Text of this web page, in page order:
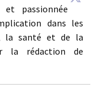
et passionnée
dans les
la santé et de la
la rédaction de